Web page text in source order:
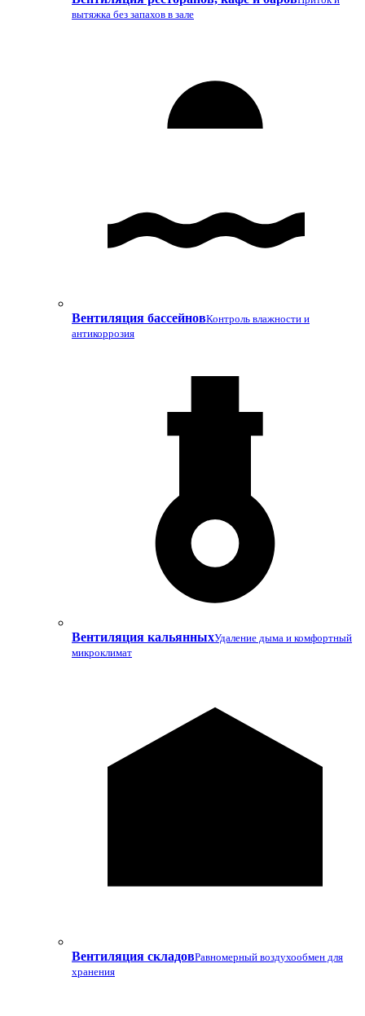
вытяжка без запахов в зале
Вентиляция бассейновКонтроль влажности и
антикоррозия
Вентиляция кальянныхУдаление дыма и комфортный
микроклимат
Вентиляция складовРавномерный воздухообмен для
хранения